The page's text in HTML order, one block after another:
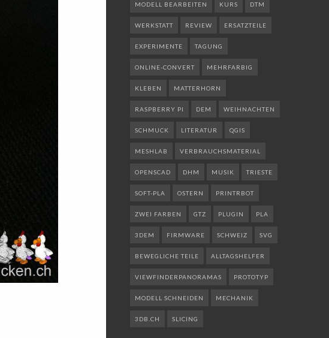
MODELL BEARBEITEN KURS DTM
WERKSTATT REVIEW ERSATZTEILE
EXPERIMENTE TAGUNG
ONLINE-CONVERT MEHRFARBIG
KLEBEN MATTERHORN
RASPBERRY PI DEM WEIHNACHTEN
SCHMUCK LITERATUR QGIS
MESHLAB VERBRAUCHSMATERIAL
OPENSCAD DHM MUSIK TRIESTE
SOFT-PLA OSTERN PRINTRBOT
ZWEI FARBEN GTZ PLUGIN PLA
3DEM FIRMWARE SCHWEIZ SVG
BEWEGLICHE TEILE ALLTAGSHELFER
VIEWFINDERPANORAMAS PROTOTYP
MODELL SCHNEIDEN MECHANIK
3DB.CH SLICING